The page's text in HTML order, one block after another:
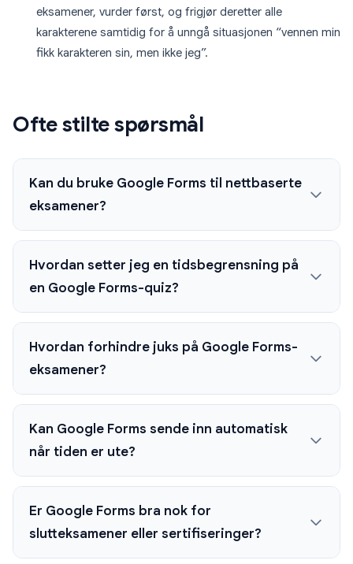
eksamener, vurder først, og frigjør deretter alle
karakterene samtidig for å unngå situasjonen “vennen min
fikk karakteren sin, men ikke jeg”.
Ofte stilte spørsmål
Kan du bruke Google Forms til nettbaserte
eksamener?
Hvordan setter jeg en tidsbegrensning på
en Google Forms-quiz?
Hvordan forhindre juks på Google Forms-
eksamener?
Kan Google Forms sende inn automatisk
når tiden er ute?
Er Google Forms bra nok for
slutteksamener eller sertifiseringer?